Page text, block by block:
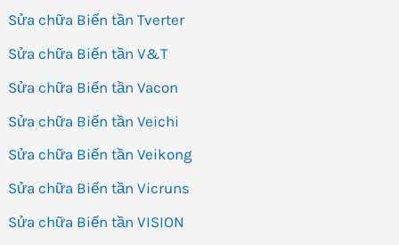
Sửa chữa Biến tần Tverter
Sửa chữa Biến tần V&T
Sửa chữa Biến tần Vacon
Sửa chữa Biến tần Veichi
Sửa chữa Biến tần Veikong
Sửa chữa Biến tần Vicruns
Sửa chữa Biến tần VISION